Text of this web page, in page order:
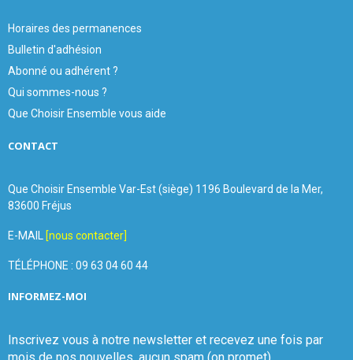
Horaires des permanences
Bulletin d'adhésion
Abonné ou adhérent ?
Qui sommes-nous ?
Que Choisir Ensemble vous aide
CONTACT
Que Choisir Ensemble Var-Est (siège) 1196 Boulevard de la Mer,
83600 Fréjus
E-MAIL [nous contacter]
TÉLÉPHONE : 09 63 04 60 44
INFORMEZ-MOI
Inscrivez vous à notre newsletter et recevez une fois par